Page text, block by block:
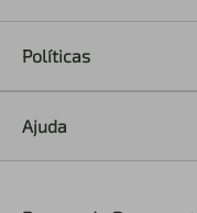
Políticas
Ajuda